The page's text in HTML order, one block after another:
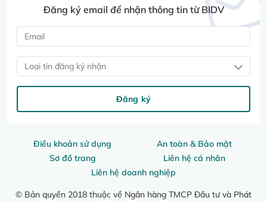
Điều khoản sử dụng
An toàn & Bảo mật
Sơ đồ trang
Liên hệ cá nhân
Liên hệ doanh nghiệp
© Bản quyền 2018 thuộc về Ngân hàng TMCP Đầu tư và Phát
Đăng ký email để nhận thông tin từ BIDV
Loại tin đăng ký nhận
Đăng ký